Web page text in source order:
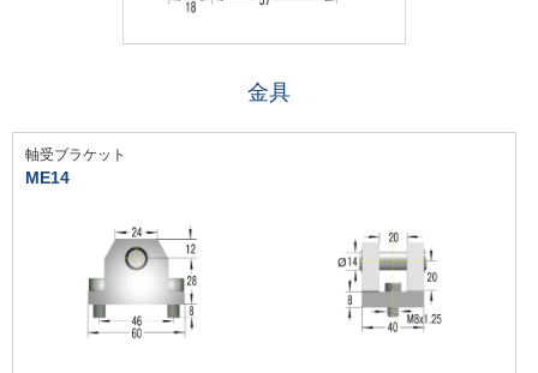
金具
軸受ブラケット
ME14